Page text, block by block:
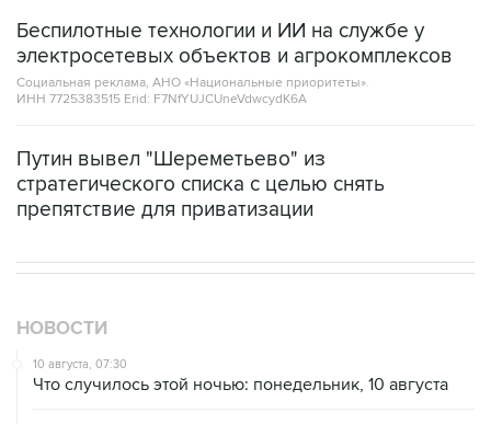
Беспилотные технологии и ИИ на службе у
электросетевых объектов и агрокомплексов
Социальная реклама, АНО «Национальные приоритеты».
ИНН 7725383515 Erid: F7NfYUJCUneVdwcydK6A
Путин вывел "Шереметьево" из
стратегического списка с целью снять
препятствие для приватизации
НОВОСТИ
10 августа, 07:30
Что случилось этой ночью: понедельник, 10 августа